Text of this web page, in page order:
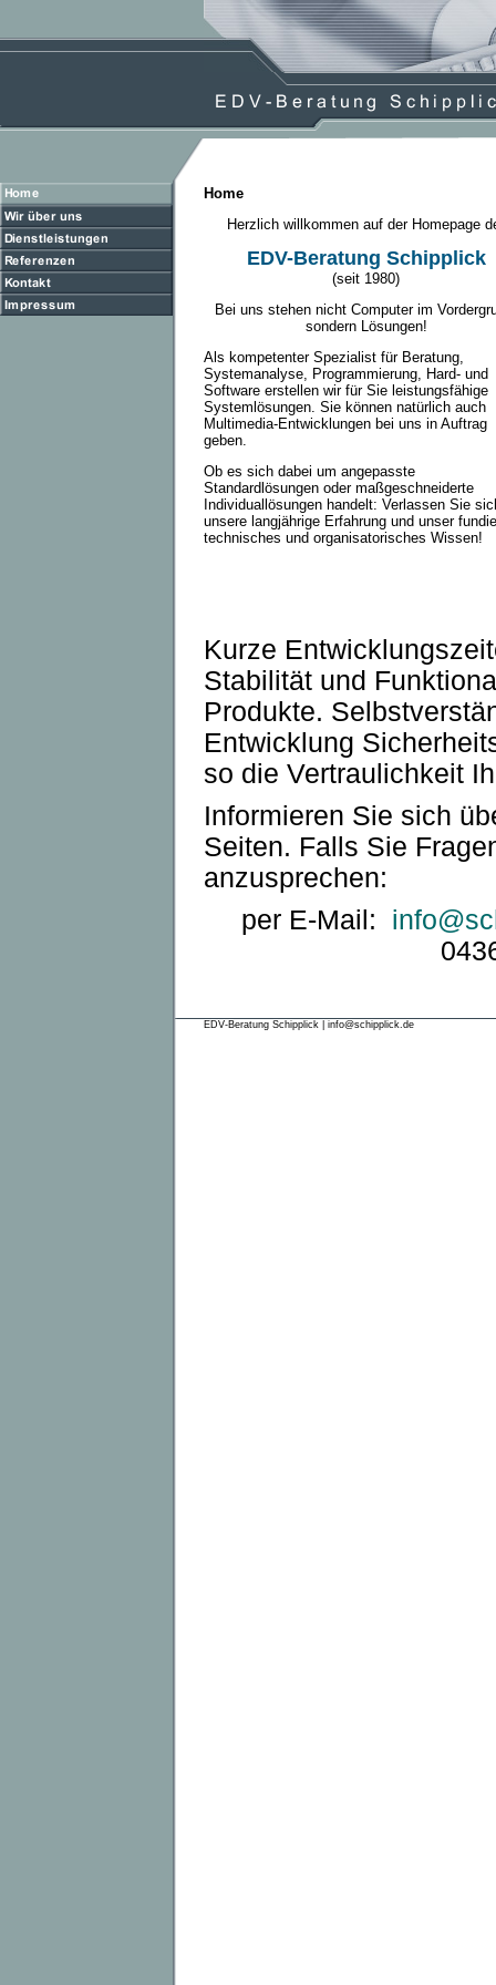
Home
Herzlich willkommen auf der Homepage
EDV-Beratung Schipplick
(seit 1980)
Bei uns stehen nicht Computer im
sondern Lösungen!
Als kompetenter Spezialist für Beratung,
Systemanalyse, Programmierung, Hard- und
Software erstellen wir für Sie leistungsfähige
Systemlösungen. Sie können natürlich auch
Multimedia-Entwicklungen bei uns in Auftrag
geben.
Ob es sich dabei um angepasste
Standardlösungen oder maßgeschneiderte
Individuallösungen handelt: Verlassen Sie
unsere langjährige Erfahrung und unser
technisches und organisatorisches Wissen!
Kurze
Stabilität und
Produkte.
Entwicklung
so die Vertraulichkeit
Informieren Sie sich
Seiten. Falls Sie
anzusprechen:
per E-Mail:
EDV-Beratung Schipplick | info@schipplick.de